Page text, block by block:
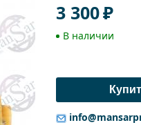
3 300₽
В наличии